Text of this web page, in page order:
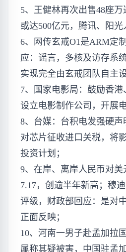
5、王健林再次出售48座
或达500亿元，腾讯、阳光
6、网传玄戒O1是ARM定
应：谣言，多核及访存系
实现完全由玄戒团队自主
7、国家电影局：鼓励香
设立电影制作公司，开展
8、台媒：台积电发强硬
对芯片征收进口关税，将
投资计划；
9、在岸、离岸人民币对美
7.17，创逾半年新高；穆
评级，财政部回应：是对
正面反映；
10、河南一男子赴孟加拉
属称其疑被害，中国驻孟